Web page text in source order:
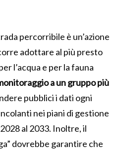
percorribile è un’azione
adottare al più presto
l’acqua e per la fauna
a un gruppo più
pubblici i dati ogni
nei piani di gestione
al 2033. Inoltre, il
dovrebbe garantire che